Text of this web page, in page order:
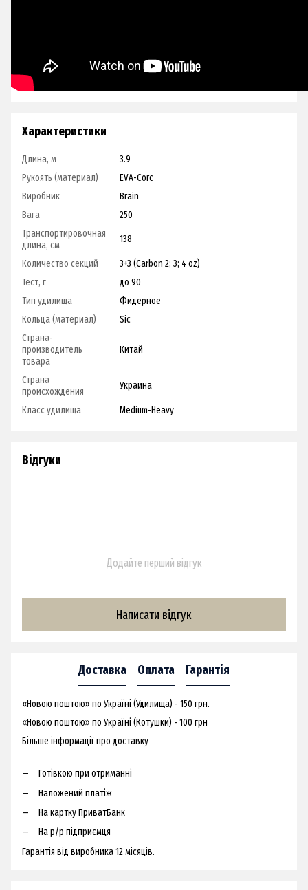
Характеристики
Длина, м
3.9
Рукоять (материал)
EVA-Corc
Виробник
Brain
Вага
250
Транспортировочная
длина, см
138
Количество секций
3+3 (Carbon 2; 3; 4 oz)
Тест, г
до 90
Тип удилища
Фидерное
Кольца (материал)
Sic
Страна-
производитель
товара
Китай
Страна
происхождения
Украина
Класс удилища Medium-Heavy
Відгуки
Додайте перший відгук
Написати відгук
Доставка Оплата Гарантія
«Новою поштою» по Україні (Удилища) - 150 грн.
«Новою поштою» по Україні (Котушки) - 100 грн
Більше інформації про доставку
Готівкою при отриманні
Наложений платіж
На картку ПриватБанк
На р/р підприємця
Гарантія від виробника 12 місяців.